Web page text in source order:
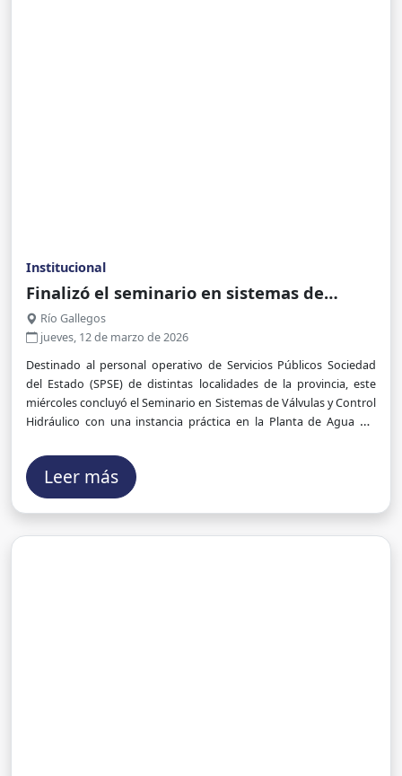
Institucional
Finalizó el seminario en sistemas de
válvulas y control hidráulico para
trabajadores de Servicios Públicos
Río Gallegos
jueves, 12 de marzo de 2026
Destinado al personal operativo de Servicios Públicos Sociedad
del Estado (SPSE) de distintas localidades de la provincia, este
miércoles concluyó el Seminario en Sistemas de Válvulas y Control
Hidráulico con una instancia práctica en la Planta de Agua del
Leer más